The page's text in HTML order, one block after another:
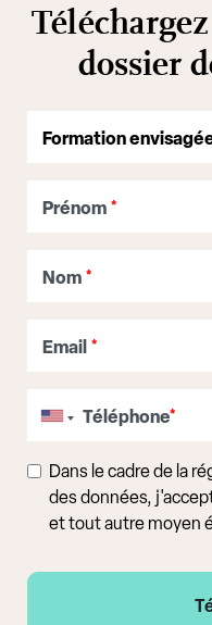
dossier
Prénom *
Nom *
Email *
Téléphone*
Dans le cadre de la
des données,
et tout autre moyen